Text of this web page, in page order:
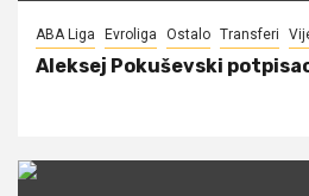
ABA Liga Evroliga Ostalo Transferi
Aleksej Pokuševski